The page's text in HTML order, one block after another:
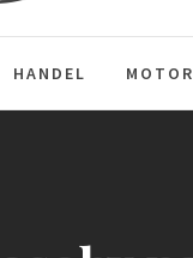
HANDEL